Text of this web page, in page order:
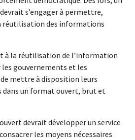
s’engager à permettre,
réutilisation des informations
à la réutilisation de l’information
gouvernements et les
mettre à disposition leurs
dans un format ouvert, brut et
devrait développer un service
les moyens nécessaires